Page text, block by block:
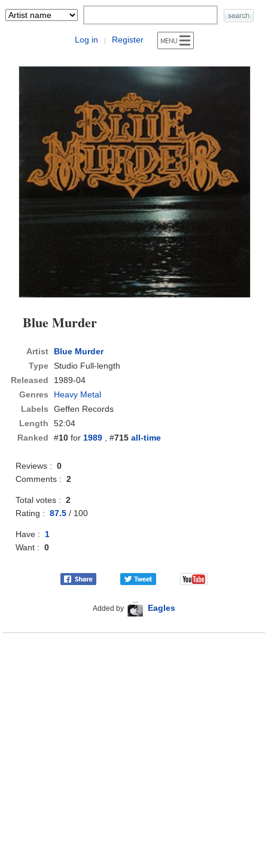
Log in | Register
Blue Murder
Artist
Blue Murder
Type Studio Full-length
Released
1989-04
Genres
Heavy Metal
Labels
Geffen Records
Length
52:04
Ranked
#10 for1989 , #715 all-time
Reviews :0
Comments :2
Total votes :2
Rating :87.5 / 100
Have :1
Want :0
Added by Eagles